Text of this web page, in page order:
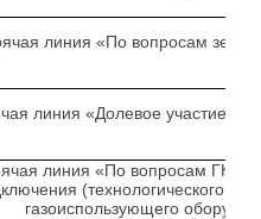
линия «По вопросам
линия «Долевое участие в
линия «По вопросам ГКУ и
(технологического
газоиспользующего